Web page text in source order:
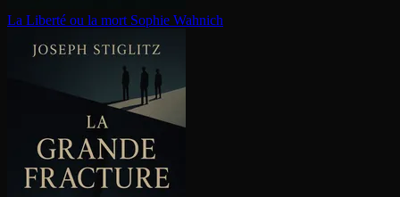
La Liberté ou la mort Sophie Wahnich